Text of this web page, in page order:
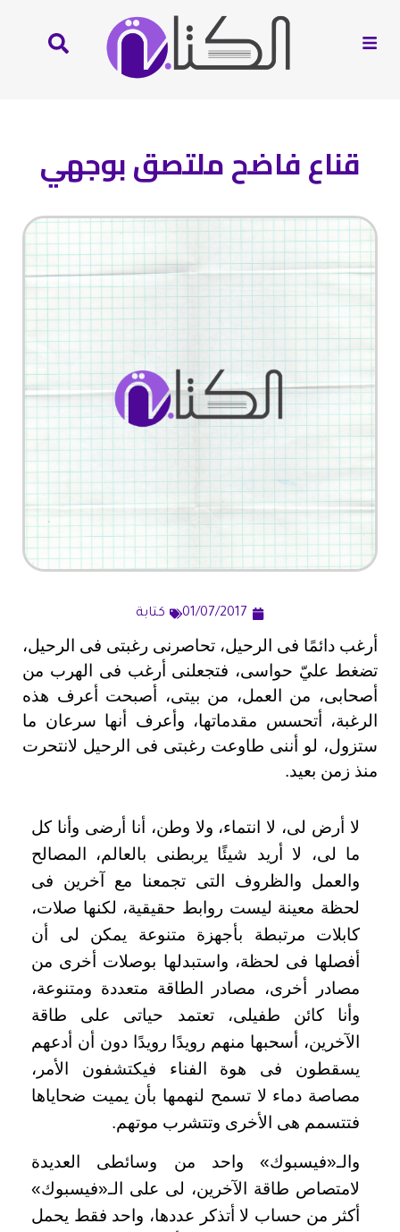
قناع فاضح ملتصق بوجهي
01/07/2017 كتابة
أرغب دائمًا فى الرحيل، تحاصرنى رغبتى فى الرحيل،
تضغط عليّ حواسى، فتجعلنى أرغب فى الهرب من
أصحابى، من العمل، من بيتى، أصبحت أعرف هذه
الرغبة، أتحسس مقدماتها، وأعرف أنها سرعان ما
ستزول، لو أننى طاوعت رغبتى فى الرحيل لانتحرت
منذ زمن بعيد.
لا أرض لى، لا انتماء، ولا وطن، أنا أرضى وأنا كل
ما لى، لا أريد شيئًا يربطنى بالعالم، المصالح
والعمل والظروف التى تجمعنا مع آخرين فى
لحظة معينة ليست روابط حقيقية، لكنها صلات،
كابلات مرتبطة بأجهزة متنوعة يمكن لى أن
أفصلها فى لحظة، واستبدلها بوصلات أخرى من
مصادر أخرى، مصادر الطاقة متعددة ومتنوعة،
وأنا كائن طفيلى، تعتمد حياتى على طاقة
الآخرين، أسحبها منهم رويدًا رويدًا دون أن أدعهم
يسقطون فى هوة الفناء فيكتشفون الأمر،
مصاصة دماء لا تسمح لنهمها بأن يميت ضحاياها
فتتسمم هى الأخرى وتتشرب موتهم.
والـ«فيسبوك» واحد من وسائطى العديدة
لامتصاص طاقة الآخرين، لى على الـ«فيسبوك»
أكثر من حساب لا أتذكر عددها، واحد فقط يحمل